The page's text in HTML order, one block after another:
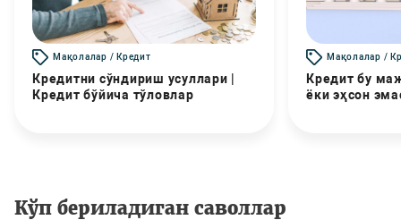
Мақолалар / Кредит
Кредитни сўндириш усуллари |
Кредит бўйича тўловлар
Мақолалар /
Кредит бу
ёки эҳсон
Кўп бериладиган саволлар